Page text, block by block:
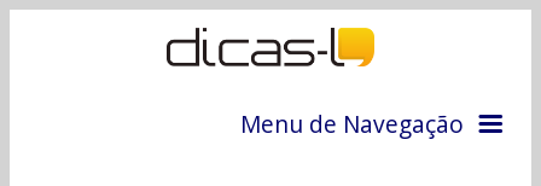
Menu de Navegação